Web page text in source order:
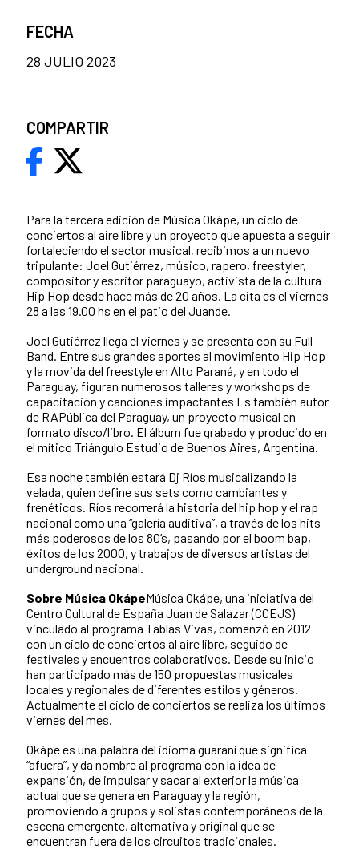
Para la tercera edición de Música Okápe, un ciclo de
conciertos al aire libre y un proyecto que apuesta a seguir
fortaleciendo el sector musical, recibimos a un nuevo
tripulante: Joel Gutiérrez, músico, rapero, freestyler,
compositor y escritor paraguayo, activista de la cultura
Hip Hop desde hace más de 20 años. La cita es el viernes
28 a las 19.00 hs en el patio del Juande.
Joel Gutiérrez llega el viernes y se presenta con su Full
Band. Entre sus grandes aportes al movimiento Hip Hop
y la movida del freestyle en Alto Paraná, y en todo el
Paraguay, figuran numerosos talleres y workshops de
capacitación y canciones impactantes Es también autor
de RAPública del Paraguay, un proyecto musical en
formato disco/libro. El álbum fue grabado y producido en
el mítico Triángulo Estudio de Buenos Aires, Argentina.
Esa noche también estará Dj Ríos musicalizando la
velada, quien define sus sets como cambiantes y
frenéticos. Ríos recorrerá la historia del hip hop y el rap
nacional como una “galería auditiva”, a través de los hits
más poderosos de los 80’s, pasando por el boom bap,
éxitos de los 2000, y trabajos de diversos artistas del
underground nacional.
Sobre Música OkápeMúsica Okápe, una iniciativa del
Centro Cultural de España Juan de Salazar (CCEJS)
vinculado al programa Tablas Vivas, comenzó en 2012
con un ciclo de conciertos al aire libre, seguido de
festivales y encuentros colaborativos. Desde su inicio
han participado más de 150 propuestas musicales
locales y regionales de diferentes estilos y géneros.
Actualmente el ciclo de conciertos se realiza los últimos
viernes del mes.
Okápe es una palabra del idioma guaraní que significa
“afuera”, y da nombre al programa con la idea de
expansión, de impulsar y sacar al exterior la música
actual que se genera en Paraguay y la región,
promoviendo a grupos y solistas contemporáneos de la
escena emergente, alternativa y original que se
encuentran fuera de los circuitos tradicionales.
FECHA
28 JULIO 2023
COMPARTIR